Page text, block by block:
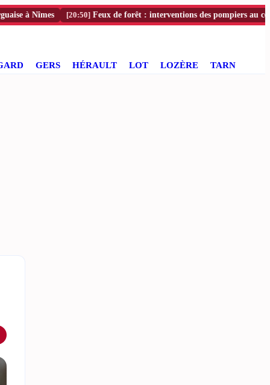
Nîmes [20:50] Feux de forêt : interventions des pompiers au cœur du
GERS HÉRAULT LOT LOZÈRE TARN